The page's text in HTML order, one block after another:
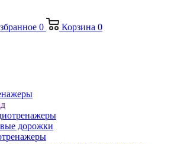
0 Корзина 0
дорожки